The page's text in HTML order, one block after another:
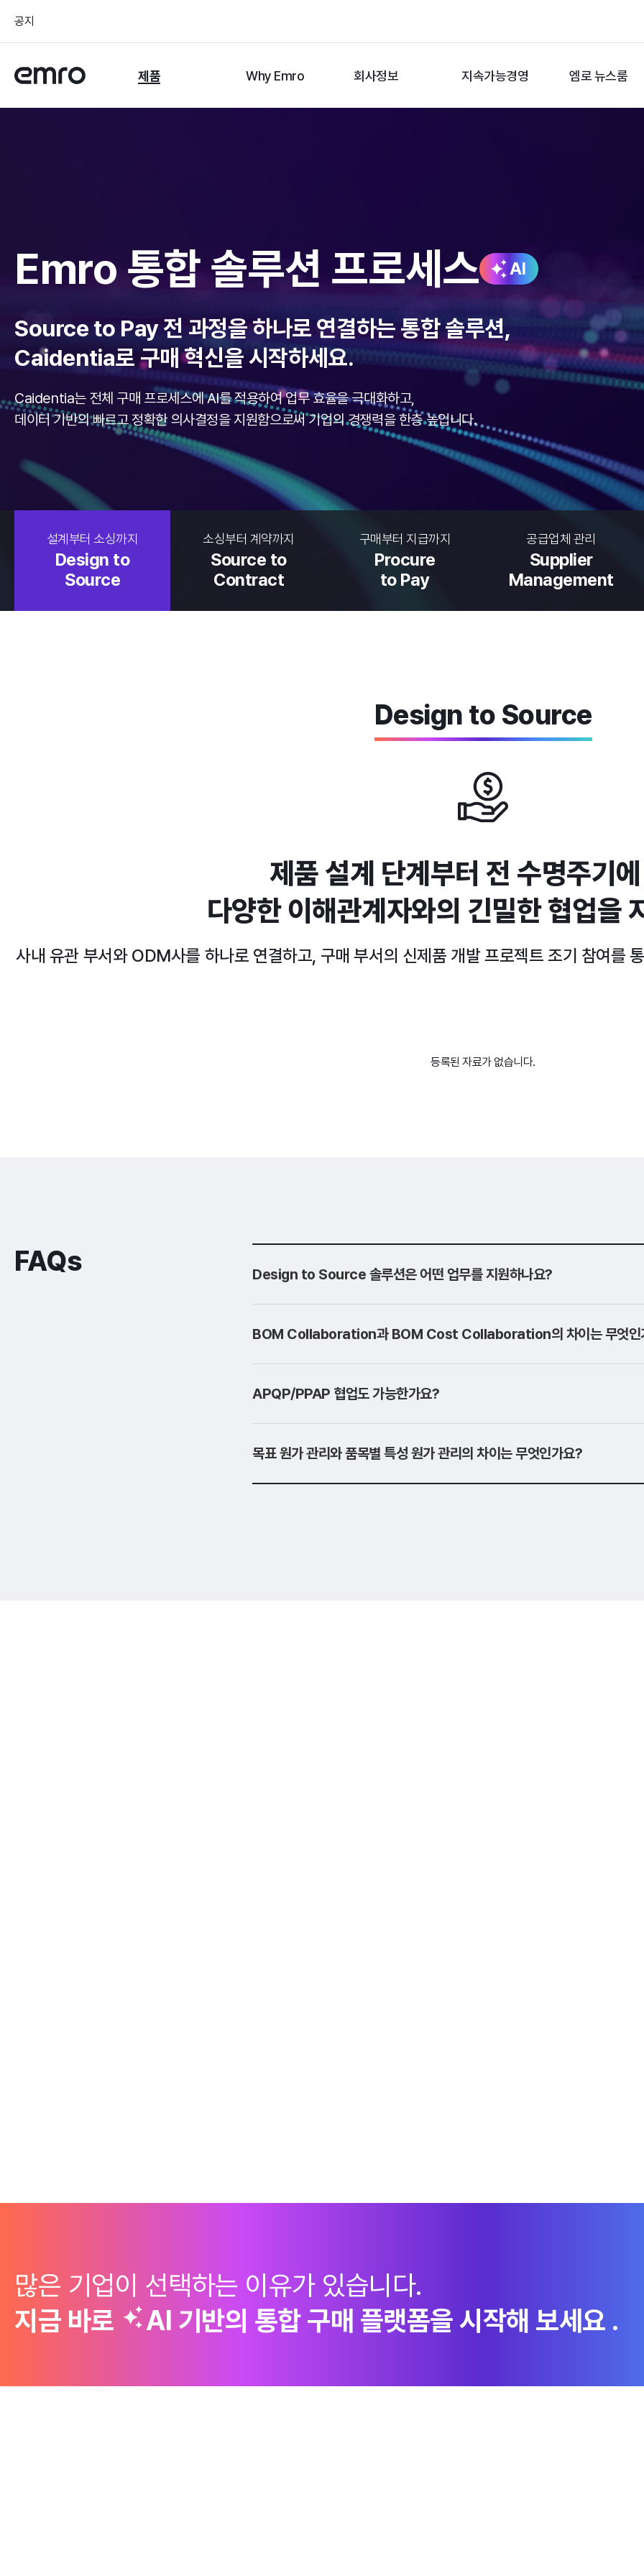
공지
제품 Why Emro 회사정보 지속가능경영 엠로 뉴스룸
Emro 통합 솔루션 프로세스 AI
Source to Pay 전 과정을 하나로 연결하는 통합 솔루션,
Caidentia로 구매 혁신을 시작하세요.
Caidentia는 전체 구매 프로세스에 AI를 적용하여 업무 효율을 극대화하고,
데이터 기반의 빠르고 정확한 의사결정을 지원함으로써 기업의 경쟁력을 한층 높입니다.
설계부터 소싱까지
Design to
Source
소싱부터 계약까지
Source to
Contract
구매부터 지급까지
Procure
to Pay
공급업체 관리
Supplier
Management
Design to Source
제품 설계 단계부터 전 수명주기
다양한 이해관계자와의 긴밀한 협업을
사내 유관 부서와 ODM사를 하나로 연결하고, 구매 부서의 신제품 개발 프로젝트 조기 참여를
등록된 자료가 없습니다.
FAQs Design to Source 솔루션은 어떤 업무를 지원하나요?
BOM Collaboration과 BOM Cost Collaboration의 차이는 무엇인
APQP/PPAP 협업도 가능한가요?
목표 원가 관리와 품목별 특성 원가 관리의 차이는 무엇인가요?
많은 기업이 선택하는 이유가 있습니다.
지금 바로
AI 기반의 통합 구매 플랫폼을 시작해 보세요 .